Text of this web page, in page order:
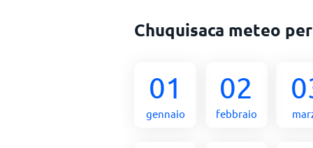
Chuquisaca meteo
01
gennaio
02
febbraio